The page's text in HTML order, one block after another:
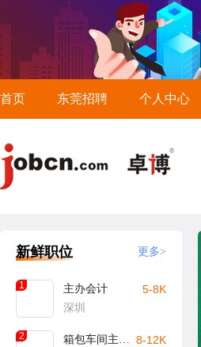
首页 东莞招聘 个人中心
新鲜职位 更多>
1
主办会计
深圳
5-8K
2
箱包车间主任/主管（贺州） 8-12K